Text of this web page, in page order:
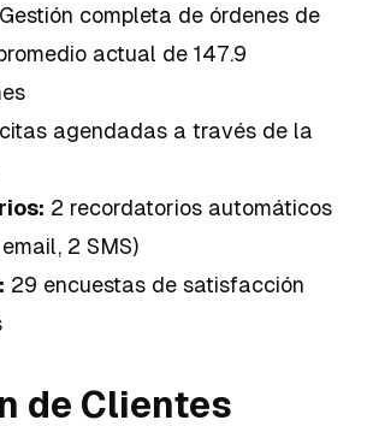
Gestión completa de órdenes de
actual de 147.9
agendadas a través de la
2 recordatorios automáticos
2 SMS)
29 encuestas de satisfacción
de Clientes